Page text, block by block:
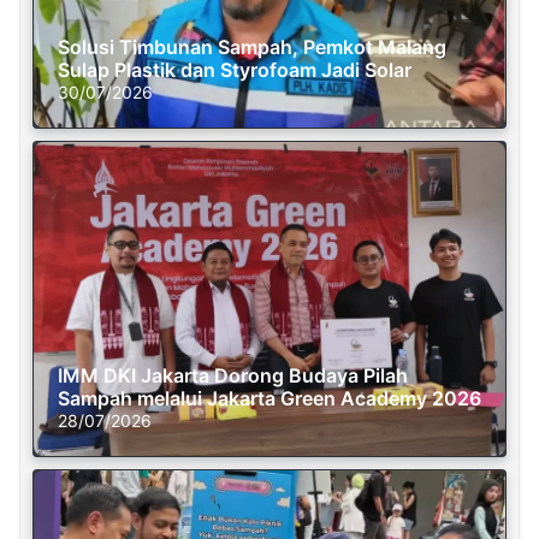
Solusi Timbunan Sampah, Pemkot Malang
Sulap Plastik dan Styrofoam Jadi Solar
30/07/2026
IMM DKI Jakarta Dorong Budaya Pilah
Sampah melalui Jakarta Green Academy 2026
28/07/2026